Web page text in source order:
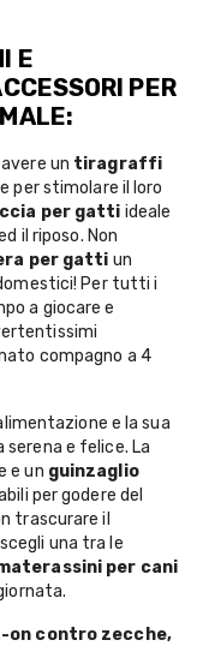
E
PER
un tiragraffi
per stimolare il loro
per gatti ideale
il riposo. Non
per gatti un
Per tutti i
a giocare e
compagno a 4
e la sua
e felice. La
e un guinzaglio
per godere del
trascurare il
una tra le
per cani
on contro zecche,